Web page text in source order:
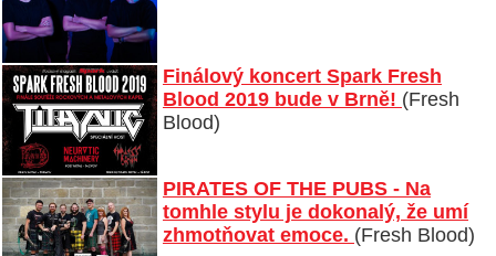
Finálový koncert Spark Fresh
Blood 2019 bude v Brně! (Fresh
Blood)
PIRATES OF THE PUBS - Na
tomhle stylu je dokonalý, že umí
zhmotňovat emoce. (Fresh Blood)